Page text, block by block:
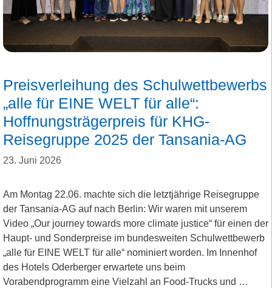
Preisverleihung des Schulwettbewerbs
„alle für EINE WELT für alle“:
Hoffnungsträgerpreis für KHG-
Reisegruppe 2025 der Tansania-AG
23. Juni 2026
Am Montag 22.06. machte sich die letztjährige Reisegruppe
der Tansania-AG auf nach Berlin: Wir waren mit unserem
Video „Our journey towards more climate justice“ für einen der
Haupt- und Sonderpreise im bundesweiten Schulwettbewerb
„alle für EINE WELT für alle“ nominiert worden. Im Innenhof
des Hotels Oderberger erwartete uns beim
Vorabendprogramm eine Vielzahl an Food-Trucks und …